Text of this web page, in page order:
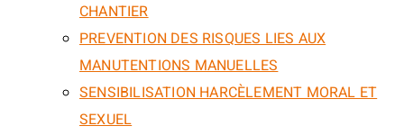
CHANTIER
PREVENTION DES RISQUES LIES AUX
MANUTENTIONS MANUELLES
SENSIBILISATION HARCÈLEMENT MORAL ET
SEXUEL